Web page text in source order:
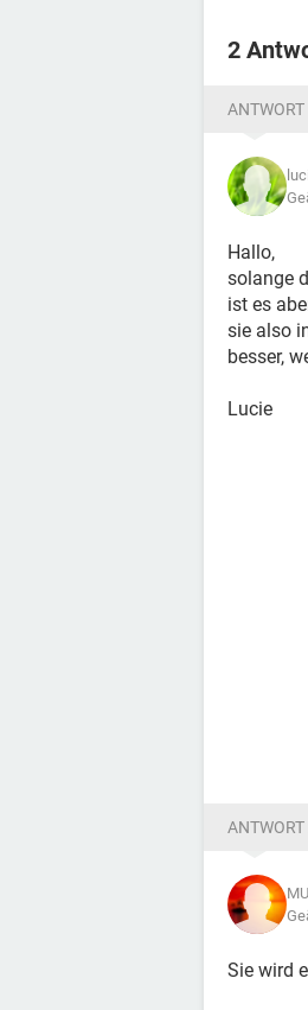
2
Hallo,
solange
ist es
sie also
besser,
Lucie
Sie wird